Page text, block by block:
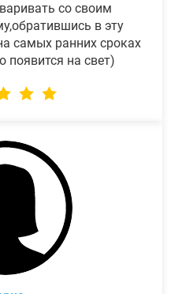
со своим
в эту
самых ранних сроках
появится на свет)